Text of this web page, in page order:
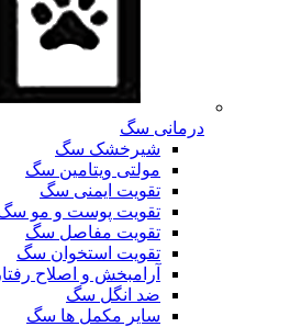
درمانی سگ
شیرخشک سگ
مولتی ویتامین سگ
تقویت ایمنی سگ
تقویت پوست و مو
تقویت مفاصل سگ
تقویت استخوان سگ
آرامبخش و اصلاح
ضد انگل سگ
سایر مکمل ها سگ